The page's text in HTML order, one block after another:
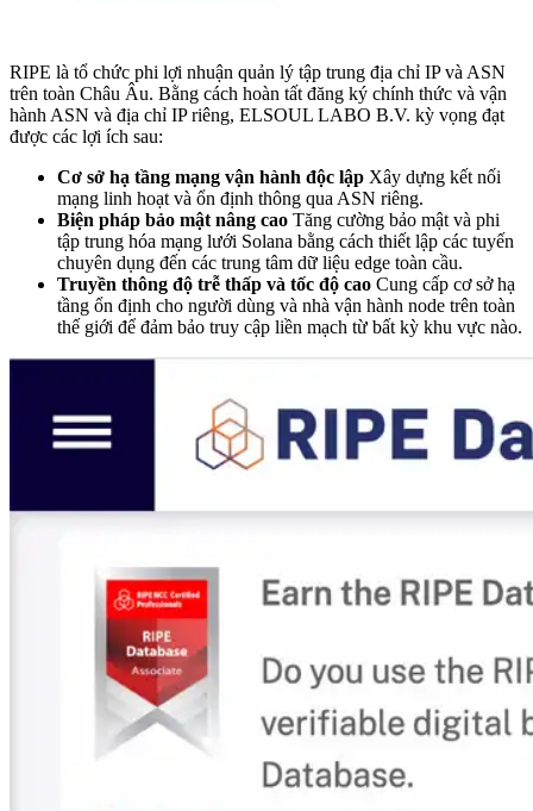
RIPE là tổ chức phi lợi nhuận quản lý tập trung địa chỉ IP và ASN
trên toàn Châu Âu. Bằng cách hoàn tất đăng ký chính thức và vận
hành ASN và địa chỉ IP riêng, ELSOUL LABO B.V. kỳ vọng đạt
được các lợi ích sau:
Cơ sở hạ tầng mạng vận hành độc lập Xây dựng kết nối
mạng linh hoạt và ổn định thông qua ASN riêng.
Biện pháp bảo mật nâng cao Tăng cường bảo mật và phi
tập trung hóa mạng lưới Solana bằng cách thiết lập các tuyến
chuyên dụng đến các trung tâm dữ liệu edge toàn cầu.
Truyền thông độ trễ thấp và tốc độ cao Cung cấp cơ sở hạ
tầng ổn định cho người dùng và nhà vận hành node trên toàn
thế giới để đảm bảo truy cập liền mạch từ bất kỳ khu vực nào.